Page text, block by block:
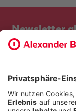
Newsletter
Bevor Sie sich
ICH BIN